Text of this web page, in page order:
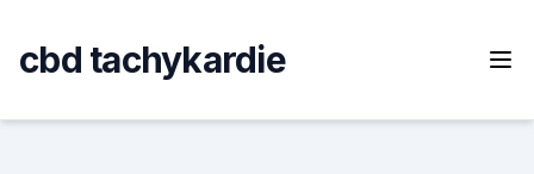
content
cbd tachykardie